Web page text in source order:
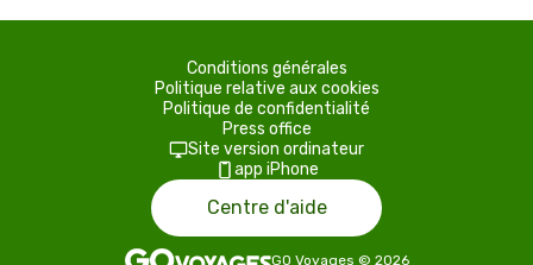
Conditions générales
Politique relative aux cookies
Politique de confidentialité
Press office
Site version ordinateur
app iPhone
Centre d'aide
GO Voyages © 2026